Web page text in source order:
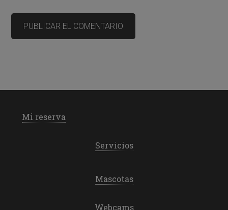
Mi reserva
Servicios
Mascotas
Webcams